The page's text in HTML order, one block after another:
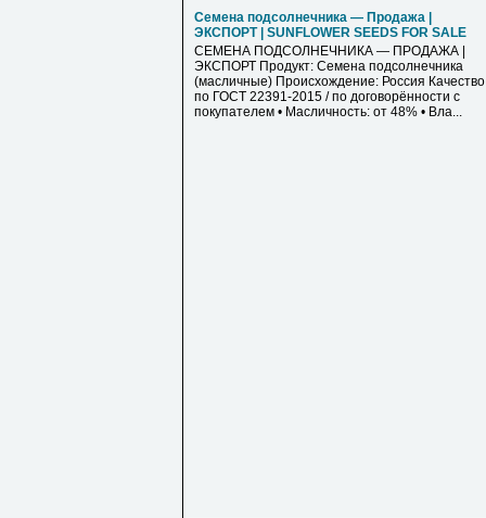
Семена подсолнечника — Продажа |
ЭКСПОРТ | SUNFLOWER SEEDS FOR SALE
СЕМЕНА ПОДСОЛНЕЧНИКА — ПРОДАЖА |
ЭКСПОРТ Продукт: Семена подсолнечника
(масличные) Происхождение: Россия
по ГОСТ 22391-2015 / по договорённости с
покупателем • Масличность: от 48% • Вла...